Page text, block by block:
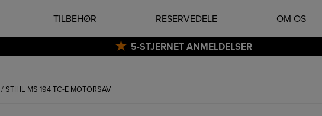
TILBEHØR RESERVEDELE OM OS
5-STJERNET ANMELDELSER
/ STIHL MS 194 TC-E MOTORSAV